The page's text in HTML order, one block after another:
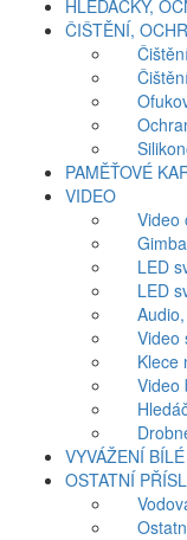
HLEDÁČKY,
ČIŠTĚNÍ,
PAMĚŤOVÉ
VIDEO
Video
LED
LED
Video
Klece
Video
VYVÁŽENÍ BÍLÉ
OSTATNÍ